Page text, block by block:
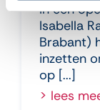
In een
Isabella
Brabant)
inzetten
op [...]
lees